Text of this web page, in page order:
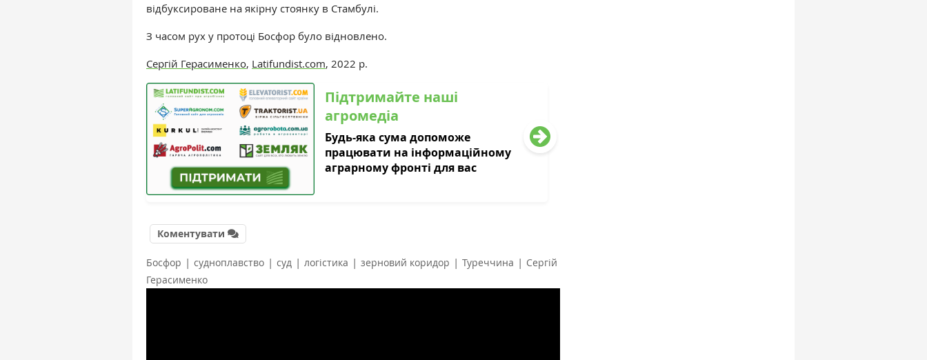
відбуксироване на якірну стоянку в Стамбулі.
З часом рух у протоці Босфор було відновлено.
Сергій Герасименко, Latifundist.com, 2022 р.
Підтримайте наші
агромедіа
Будь-яка сума допоможе
працювати на інформаційному
аграрному фронті для вас
Коментувати
Босфор | судноплавство | суд | логістика | зерновий коридор | Туреччина | Сергій
Герасименко